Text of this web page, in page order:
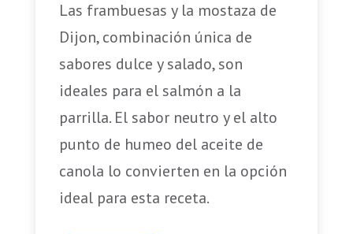
Las frambuesas y la mostaza de
Dijon, combinación única de
sabores dulce y salado, son
ideales para el salmón a la
parrilla. El sabor neutro y el alto
punto de humeo del aceite de
canola lo convierten en la opción
ideal para esta receta.